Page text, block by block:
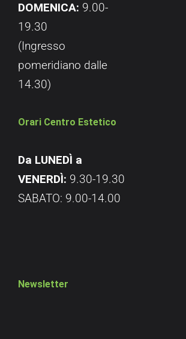
DOMENICA: 9.00-
19.30
(Ingresso
pomeridiano dalle
14.30)
Orari Centro Estetico
Da LUNEDÌ a
VENERDÌ: 9.30-19.30
SABATO: 9.00-14.00
Newsletter